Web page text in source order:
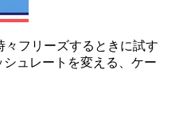
フリーズするときに試す
シュレートを変える、ケー